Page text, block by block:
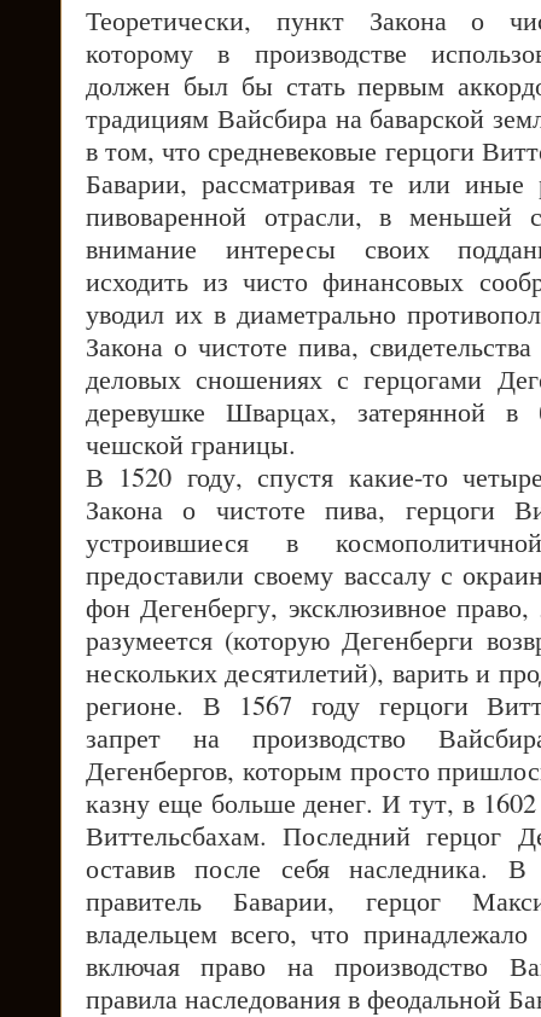
Теоретически, пункт Закона о
которому в производстве
должен был бы стать первым
традициям Вайсбира на баварской
в том, что средневековые герцоги
Баварии, рассматривая те или иные
пивоваренной отрасли, в меньшей
внимание интересы своих
исходить из чисто финансовых
уводил их в диаметрально
Закона о чистоте пива,
деловых сношениях с герцогами
деревушке Шварцах, затерянной в
чешской границы.
В 1520 году, спустя какие-то
Закона о чистоте пива, герцоги
устроившиеся в
предоставили своему вассалу с
фон Дегенбергу, эксклюзивное
разумеется (которую Дегенберги
нескольких десятилетий), варить и
регионе. В 1567 году герцоги
запрет на производство
Дегенбергов, которым просто
казну еще больше денег. И тут, в 1602
Виттельсбахам. Последний герцог
оставив после себя наследника. В
правитель Баварии, герцог
владельцем всего, что принадлежало
включая право на производство
правила наследования в феодальной